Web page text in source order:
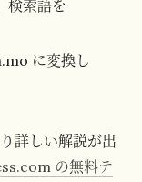
検索語を
に変換し
詳しい解説が出
の無料テ